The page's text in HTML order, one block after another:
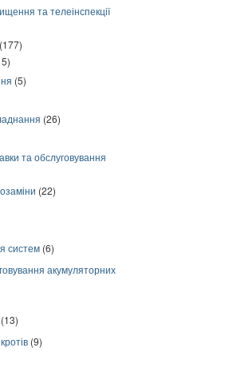
та телеінспекції
(177)
(5)
(26)
та обслуговування
(22)
систем (6)
акумуляторних
(13)
(9)